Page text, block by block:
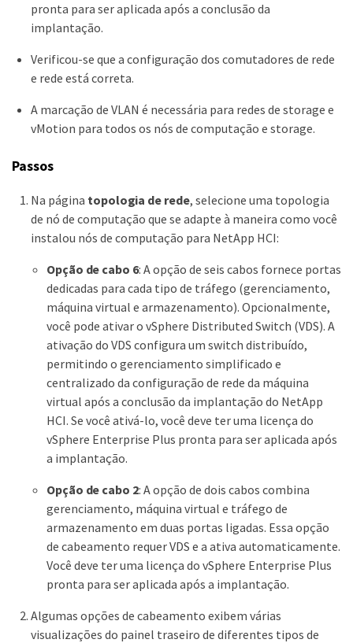
pronta para ser aplicada após a conclusão da
implantação.
Verificou-se que a configuração dos comutadores de rede
e rede está correta.
A marcação de VLAN é necessária para redes de storage e
vMotion para todos os nós de computação e storage.
Passos
Na página topologia de rede, selecione uma topologia
de nó de computação que se adapte à maneira como você
instalou nós de computação para NetApp HCI:
Opção de cabo 6: A opção de seis cabos fornece portas
dedicadas para cada tipo de tráfego (gerenciamento,
máquina virtual e armazenamento). Opcionalmente,
você pode ativar o vSphere Distributed Switch (VDS). A
ativação do VDS configura um switch distribuído,
permitindo o gerenciamento simplificado e
centralizado da configuração de rede da máquina
virtual após a conclusão da implantação do NetApp
HCI. Se você ativá-lo, você deve ter uma licença do
vSphere Enterprise Plus pronta para ser aplicada após
a implantação.
Opção de cabo 2: A opção de dois cabos combina
gerenciamento, máquina virtual e tráfego de
armazenamento em duas portas ligadas. Essa opção
de cabeamento requer VDS e a ativa automaticamente.
Você deve ter uma licença do vSphere Enterprise Plus
pronta para ser aplicada após a implantação.
Algumas opções de cabeamento exibem várias
visualizações do painel traseiro de diferentes tipos de